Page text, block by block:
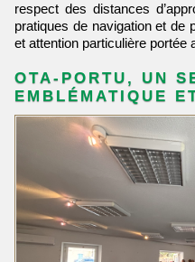
respect des distances
pratiques de navigation et de
et attention particulière portée
OTA-PORTU, UN
EMBLÉMATIQUE